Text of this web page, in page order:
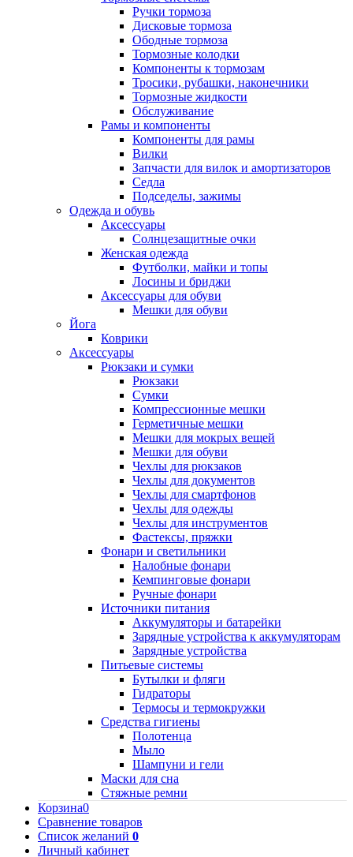
Ручки тормоза
Дисковые тормоза
Ободные тормоза
Тормозные колодки
Компоненты к тормозам
Тросики, рубашки, наконечники
Тормозные жидкости
Обслуживание
Рамы и компоненты
Компоненты для рамы
Вилки
Запчасти для вилок и амортизаторов
Седла
Подседелы, зажимы
Одежда и обувь
Аксессуары
Солнцезащитные очки
Женская одежда
Футболки, майки и топы
Лосины и бриджи
Аксессуары для обуви
Мешки для обуви
Йога
Коврики
Аксессуары
Рюкзаки и сумки
Рюкзаки
Сумки
Компрессионные мешки
Герметичные мешки
Мешки для мокрых вещей
Мешки для обуви
Чехлы для рюкзаков
Чехлы для документов
Чехлы для смартфонов
Чехлы для одежды
Чехлы для инструментов
Фастексы, пряжки
Фонари и светильники
Налобные фонари
Кемпинговые фонари
Ручные фонари
Источники питания
Аккумуляторы и батарейки
Зарядные устройства к аккумуляторам
Зарядные устройства
Питьевые системы
Бутылки и фляги
Гидраторы
Термосы и термокружки
Средства гигиены
Полотенца
Мыло
Шампуни и гели
Маски для сна
Стяжные ремни
Корзина0
Сравнение товаров
Список желаний 0
Личный кабинет